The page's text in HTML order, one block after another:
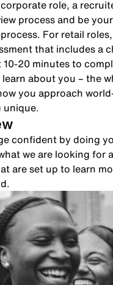
role, a
process and be
For retail
that includes a
10-20 minutes to
about you – the
you approach
unique.
confident by doing
we are looking for
are set up to learn